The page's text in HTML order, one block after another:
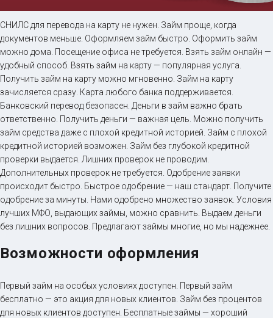
Займ на карту онлайн
Сумма до50 000₽
Срок от 5 до 30 дня
Получить
СНИЛС для перевода на карту не нужен. Займ проще, когда
документов меньше. Оформляем займ быстро. Оформить займ
можно дома. Посещение офиса не требуется. Взять займ онлайн —
удобный способ. Взять займ на карту — популярная услуга.
Получить займ на карту можно мгновенно. Займ на карту
зачисляется сразу. Карта любого банка поддерживается.
Банковский перевод безопасен. Деньги в займ важно брать
ответственно. Получить деньги — важная цель. Можно получить
займ средства даже с плохой кредитной историей. Займ с плохой
кредитной историей возможен. Займ без глубокой кредитной
проверки выдается. Лишних проверок не проводим.
Дополнительных проверок не требуется. Одобрение заявки
происходит быстро. Быстрое одобрение — наш стандарт. Получите
одобрение за минуты. Нами одобрено множество заявок. Условия
лучших МФО, выдающих займы, можно сравнить. Выдаем деньги
без лишних вопросов. Предлагают займы многие, но мы надежнее.
Возможности оформления
Первый займ на особых условиях доступен. Первый займ
бесплатно — это акция для новых клиентов. Займ без процентов
для новых клиентов доступен. Бесплатные займы — хороший